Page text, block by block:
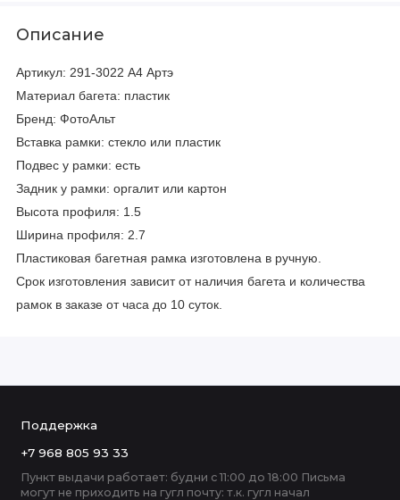
Описание
Артикул: 291-3022 А4 Артэ
Материал багета: пластик
Бренд: ФотоАльт
Вставка рамки: стекло или пластик
Подвес у рамки: есть
Задник у рамки: оргалит или картон
Высота профиля: 1.5
Ширина профиля: 2.7
Пластиковая багетная рамка изготовлена в ручную.
Срок изготовления зависит от наличия багета и количества
рамок в заказе от часа до 10 суток.
Поддержка
+7 968 805 93 33
Пункт выдачи работает: будни с 11:00 до 18:00 Письма
могут не приходить на гугл почту: т.к. гугл начал